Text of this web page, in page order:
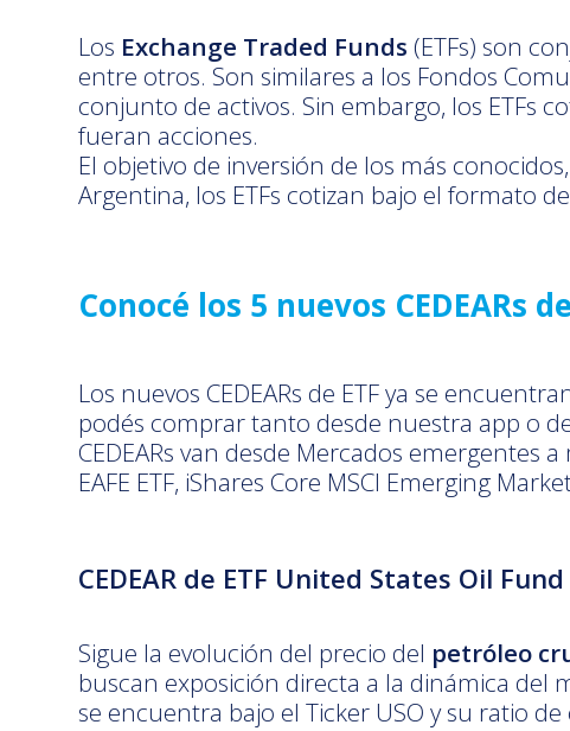
Los Exchange Traded Funds (ETFs) son
entre otros. Son similares a los Fondos
conjunto de activos. Sin embargo, los ETFs
fueran acciones.
El objetivo de inversión de los más
Argentina, los ETFs cotizan bajo el formato
Conocé los 5 nuevos CEDEARs
Los nuevos CEDEARs de ETF ya se
podés comprar tanto desde nuestra app o
CEDEARs van desde Mercados emergentes
EAFE ETF, iShares Core MSCI Emerging
CEDEAR de ETF United States Oil Fund
Sigue la evolución del precio del petróleo
buscan exposición directa a la dinámica del
se encuentra bajo el Ticker USO y su ratio de